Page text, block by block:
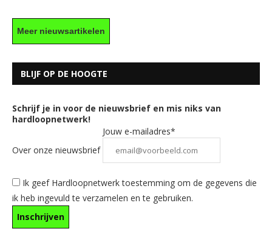
Meer nieuwsartikelen
BLIJF OP DE HOOGTE
Schrijf je in voor de nieuwsbrief en mis niks van
hardloopnetwerk!
Over onze nieuwsbrief
Jouw e-mailadres*
Ik geef Hardloopnetwerk toestemming om de gegevens die
ik heb ingevuld te verzamelen en te gebruiken.